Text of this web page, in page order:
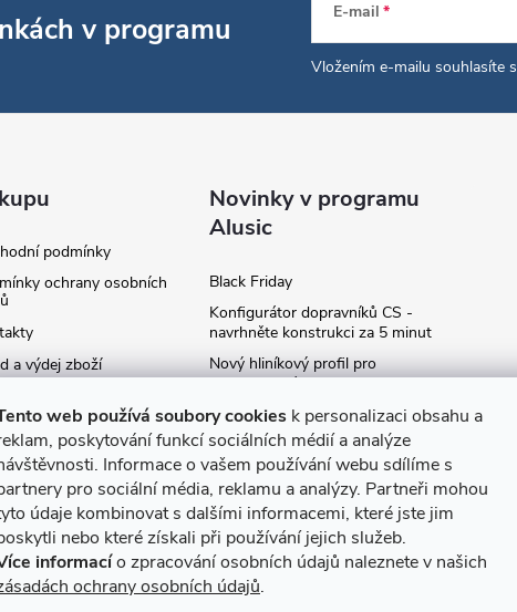
web používá soubory cookies k personalizaci obsahu a
poskytování funkcí sociálních médií a analýze
Informace o vašem používání webu sdílíme s
pro sociální média, reklamu a analýzy. Partneři mohou
údaje kombinovat s dalšími informacemi, které jste jim
nebo které získali při používání jejich služeb.
informacío zpracování osobních údajů naleznete v našich
ochrany osobních údajů.
v programu E-mail
Vložením e-mailu souhlasíte s
podmínky
ochrany osobních
a výdej zboží
dodání
a platba
k objednávce
pojmů
Novinky v programu
Alusic
Black Friday
Konfigurátor dopravníků CS -
navrhněte konstrukci za 5 minut
Nový hliníkový profil pro
fotovoltaické panely - kvalita za
Moje označení objednávky
Rozšíření produktové série
stojanů SP
Archiv